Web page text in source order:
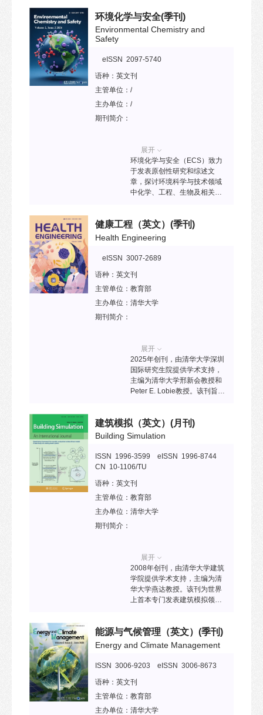
程院院士、清华大学张建民教
授。该刊致力于发表海洋科
快速发展的同时推动跨学科的
环境化学与安全(季刊)
Environmental Chemistry and
Safety
eISSN 2097-5740
语种： 英文刊
主管单位： /
主办单位： /
期刊简介：
展开
环境化学与安全（ECS）致力
于发表原创性研究和综述文
章，探讨环境科学与技术领域
中化学、工程、生物及相关环
系统安全的创新且经济高效的
方法与技术，欢迎提交高质量
讯、观点文章、专题报道、评
考文献，以丰富环境化学与安
全领域的知识体系。
健康工程（英文） (季刊)
Health Engineering
eISSN 3007-2689
语种： 英文刊
主管单位： 教育部
主办单位： 清华大学
期刊简介：
展开
2025年创刊，由清华大学深圳
国际研究生院提供学术支持，
主编为清华大学邢新会教授和
Peter E. Lobie教授。该刊旨为
盖以工程为驱动力的科学、技
术和方法论的基础和应用方面
病、维系健康到药物开发和治
疗疾病的新疗法。
建筑模拟（英文） (月刊)
Building Simulation
ISSN 1996-3599 eISSN 1996-8744
CN 10-1106/TU
语种： 英文刊
主管单位： 教育部
主办单位： 清华大学
期刊简介：
展开
2008年创刊，由清华大学建筑
学院提供学术支持，主编为清
华大学燕达教授。该刊为世界
上首本专门发表建筑模拟领域
筑技术、土木工程、建筑学、
环境工程、能源及动力工程
水平学术交流平台。已被
Scopus、CSCD、中国科技核
心期刊目录等收录。2024年入
选“中国科技期刊卓越行动计划
能源与气候管理（英文） (季刊)
Energy and Climate Management
ISSN 3006-9203 eISSN 3006-8673
语种： 英文刊
主管单位： 教育部
主办单位： 清华大学